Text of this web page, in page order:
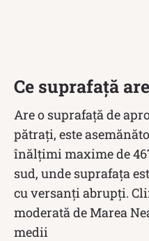
Ce suprafață
Are o suprafață de
pătrați, este
înălțimi maxime de
sud, unde suprafața
cu versanți abrupți.
moderată de Marea
medii